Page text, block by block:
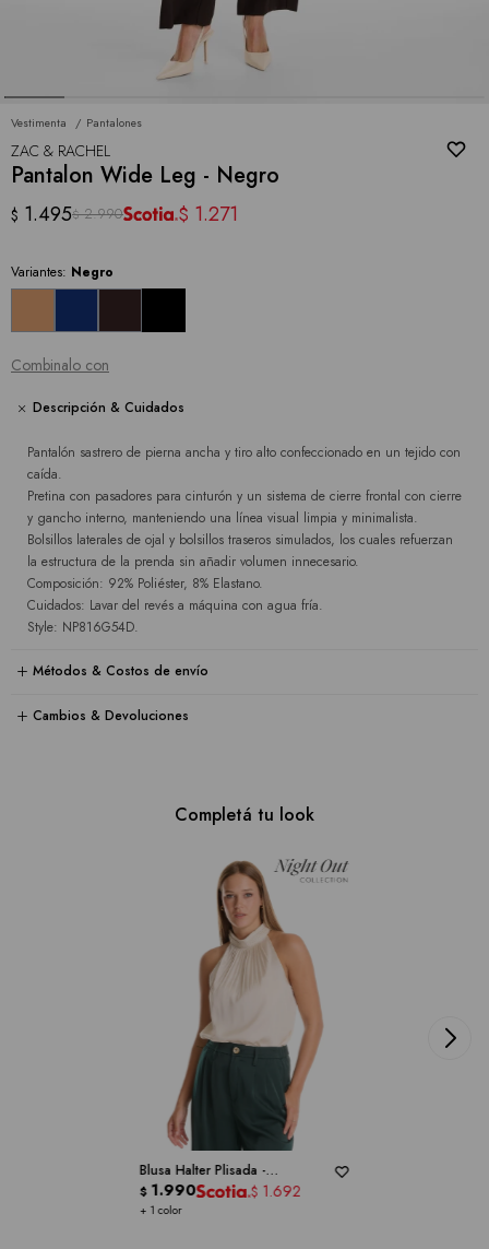
Vestimenta Pantalones
ZAC & RACHEL
Pantalon Wide Leg - Negro
$ 1.495$ 2.990 $ 1.271
Variantes: Negro
Combinalo con
Descripción & Cuidados
Pantalón sastrero de pierna ancha y tiro alto confeccionado en un tejido con
caída.
Pretina con pasadores para cinturón y un sistema de cierre frontal con cierre
y gancho interno, manteniendo una línea visual limpia y minimalista.
Bolsillos laterales de ojal y bolsillos traseros simulados, los cuales refuerzan
la estructura de la prenda sin añadir volumen innecesario.
Composición: 92% Poliéster, 8% Elastano.
Cuidados: Lavar del revés a máquina con agua fría.
Style: NP816G54D.
Métodos & Costos de envío
Cambios & Devoluciones
Completá tu look
Blusa Halter Plisada -
CATHERINE MALANDRINO
+ 1 color
$ 1.990 $ 1.692